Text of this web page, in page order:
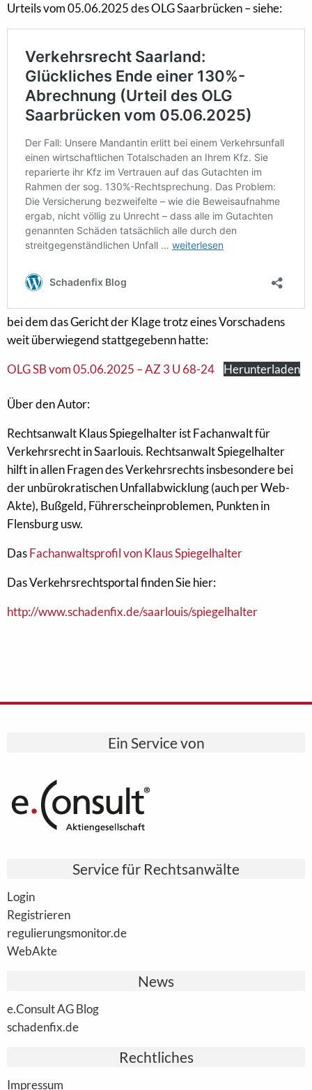
Urteils vom 05.06.2025 des OLG Saarbrücken – siehe:
bei dem das Gericht der Klage trotz eines Vorschadens
weit überwiegend stattgegebenn hatte:
OLG SB vom 05.06.2025 – AZ 3 U 68-24
Herunterladen
Über den Autor:
Rechtsanwalt Klaus Spiegelhalter ist Fachanwalt für
Verkehrsrecht in Saarlouis. Rechtsanwalt Spiegelhalter
hilft in allen Fragen des Verkehrsrechts insbesondere bei
der unbürokratischen Unfallabwicklung (auch per Web-
Akte), Bußgeld, Führerscheinproblemen, Punkten in
Flensburg usw.
DasFachanwaltsprofil von Klaus Spiegelhalter
Das Verkehrsrechtsportal finden Sie hier:
http://www.schadenfix.de/saarlouis/spiegelhalter
Ein Service von
Service für Rechtsanwälte
Login
Registrieren
regulierungsmonitor.de
WebAkte
News
e.Consult AG Blog
schadenfix.de
Rechtliches
Impressum